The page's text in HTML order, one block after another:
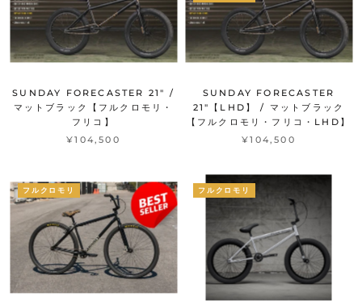
SUNDAY FORECASTER 21" /
マットブラック【フルクロモリ・
フリコ】
¥104,500
SUNDAY FORECASTER
21"【LHD】 / マットブラック
【フルクロモリ・フリコ・LHD】
¥104,500
フルクロモリ フルクロモリ